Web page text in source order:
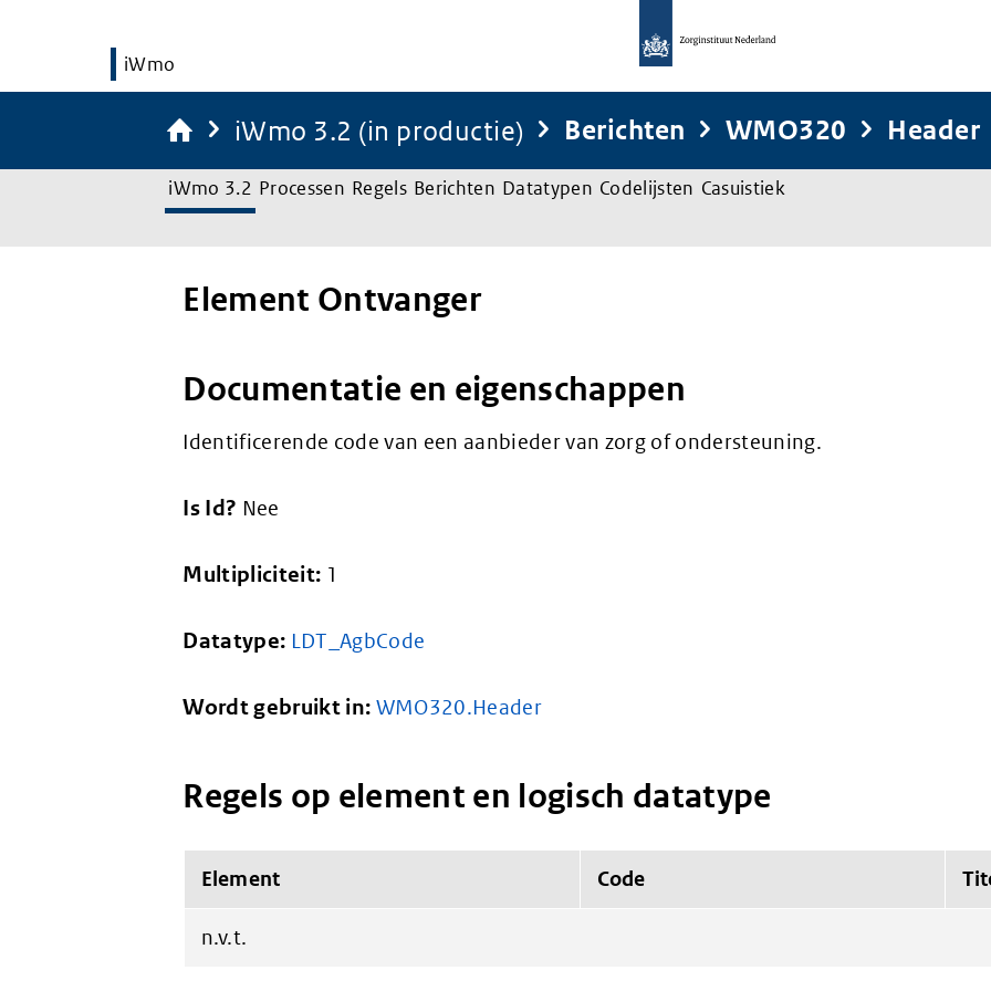
iWmo
iWmo 3.2 (in productie) Berichten WMO320 Header
iWmo 3.2 Processen Regels Berichten Datatypen Codelijsten Casuistiek
Element Ontvanger
Documentatie en eigenschappen
Identificerende code van een aanbieder van zorg of ondersteuning.
Is Id? Nee
Multipliciteit: 1
Datatype: LDT_AgbCode
Wordt gebruikt in: WMO320.Header
Regels op element en logisch datatype
Element Code
n.v.t.